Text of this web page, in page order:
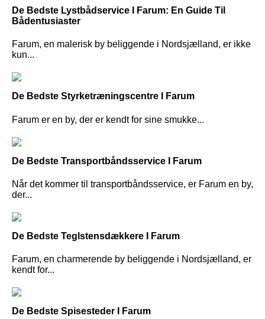
De Bedste Lystbådservice I Farum: En Guide Til
Bådentusiaster
Farum, en malerisk by beliggende i Nordsjælland, er ikke
kun...
De Bedste Styrketræningscentre I Farum
Farum er en by, der er kendt for sine smukke...
De Bedste Transportbåndsservice I Farum
Når det kommer til transportbåndsservice, er Farum en by,
der...
De Bedste Teglstensdækkere I Farum
Farum, en charmerende by beliggende i Nordsjælland, er
kendt for...
De Bedste Spisesteder I Farum